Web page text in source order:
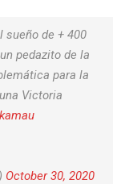
de + 400
pedazito de la
para la
Victoria
October 30, 2020